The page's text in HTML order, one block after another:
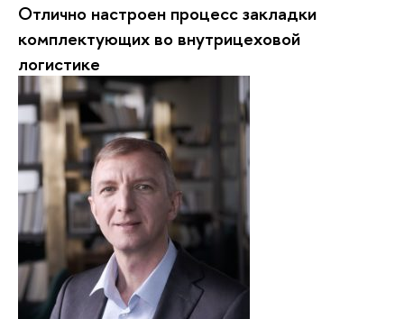
Отлично настроен процесс закладки
комплектующих во внутрицеховой
логистике